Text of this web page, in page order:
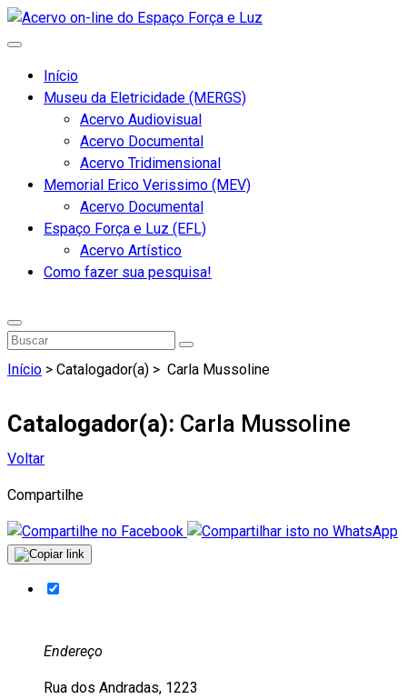
Início
Museu da Eletricidade (MERGS)
Acervo Audiovisual
Acervo Documental
Acervo Tridimensional
Memorial Erico Verissimo (MEV)
Acervo Documental
Espaço Força e Luz (EFL)
Acervo Artístico
Como fazer sua pesquisa!
Início > Catalogador(a) > Carla Mussoline
Catalogador(a): Carla Mussoline
Voltar
Compartilhe
Endereço
Rua dos Andradas, 1223